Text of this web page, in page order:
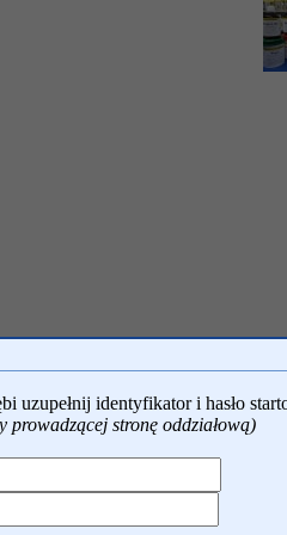
uzupełnij identyfikator i hasło
prowadzącej stronę oddziałową)